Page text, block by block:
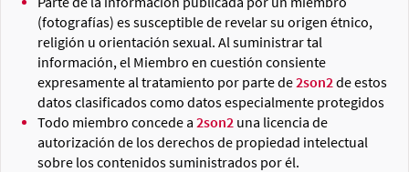
(fotografías) es susceptible de revelar su origen étnico,
religión u orientación sexual. Al suministrar tal
información, el Miembro en cuestión consiente
expresamente al tratamiento por parte de2son2 de estos
datos clasificados como datos especialmente protegidos
Todo miembro concede a 2son2 una licencia de
autorización de los derechos de propiedad intelectual
sobre los contenidos suministrados por él.